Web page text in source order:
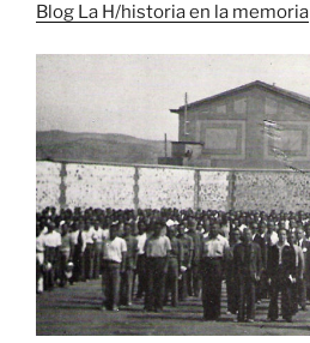
Blog La H/historia en la memoria